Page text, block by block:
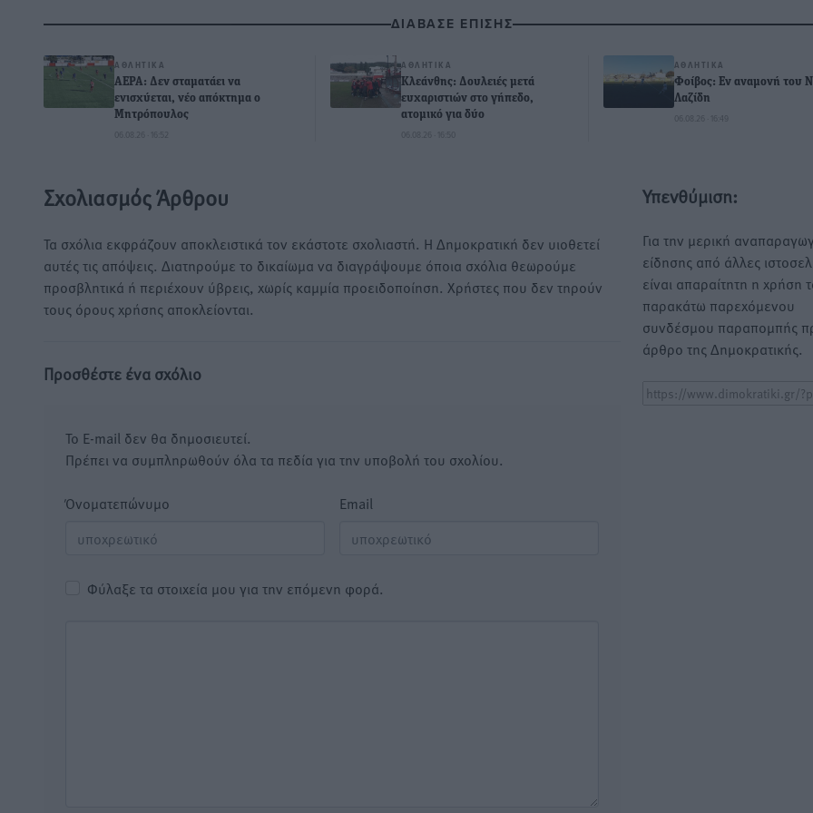
ΔΙΑΒΑΣΕ ΕΠΙΣΗΣ
ΑΘΛΗΤΙΚΆ
ΑΕΡΑ: Δεν σταματάει να
ενισχύεται, νέο απόκτημα ο
Μητρόπουλος
06.08.26 · 16:52
ΑΘΛΗΤΙΚΆ
Κλεάνθης: Δουλειές μετά
ευχαριστιών στο γήπεδο,
ατομικό για δύο
06.08.26 · 16:50
ΑΘΛΗΤΙΚΆ
Φοίβος: Εν αναμονή του
Λαζίδη
06.08.26 · 16:49
Σχολιασμός Άρθρου
Τα σχόλια εκφράζουν αποκλειστικά τον εκάστοτε σχολιαστή. Η Δημοκρατική δεν υιοθετεί
αυτές τις απόψεις. Διατηρούμε το δικαίωμα να διαγράψουμε όποια σχόλια θεωρούμε
προσβλητικά ή περιέχουν ύβρεις, χωρίς καμμία προειδοποίηση. Χρήστες που δεν τηρούν
τους όρους χρήσης αποκλείονται.
Προσθέστε ένα σχόλιο
Το E-mail δεν θα δημοσιευτεί.
Πρέπει να συμπληρωθούν όλα τα πεδία για την υποβολή του σχολίου.
Όνοματεπώνυμο Email
Φύλαξε τα στοιχεία μου για την επόμενη φορά.
Υπενθύμιση:
Για την μερική
είδησης από άλλες
είναι απαραίτητη η χρήση
παρακάτω παρεχόμενου
συνδέσμου παραπομπής
άρθρο της Δημοκρατικής.